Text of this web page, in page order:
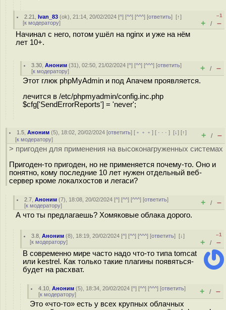
2.21 ,Ivan_83 (ok), 21:14, 20/02/2024 [^] [^^] [^^^] [ответить][↑]
[к модератору]
–1
+ / –
Начинал с него, потом ушёл на nginx и уже на нём
лет 10+.
3.30 ,Аноним (31), 02:50, 21/02/2024 [^] [^^] [^^^] [ответить]
[к модератору] + / –
Этот глюк phpMyAdmin и под Апачем проявляется.
лечится в /etc/phpmyadmin/config.inc.php
$cfg['SendErrorReports'] = 'never';
1.5 ,Аноним (5), 18:02, 20/02/2024 [ответить] [ ﹢﹢﹢] [ · · ·][↓] [↑]
[к модератору] + / –
> пригоден для применения на высоконагруженных системах
Пригоден-то пригоден, но не применяется почему-то. Оно и
понятно, кому последние 10 лет нужен отдельный веб-
сервер кроме локалхостов и легаси?
2.7 ,Аноним (7), 18:08, 20/02/2024 [^] [^^] [^^^] [ответить]
[к модератору] + / –
А что ты предлагаешь? Хомяковые облака дорого.
3.8 ,Аноним (8), 18:19, 20/02/2024 [^] [^^] [^^^] [ответить][↓]
[к модератору]
–1
+ / –
В современно мире часто надо что-то типа tomcat
или kestrel. Как только такие плагины появяться-
будет на расхват.
4.10 ,Аноним (5), 18:34, 20/02/2024 [^] [^^] [^^^] [ответить]
[к модератору] + / –
Это «что-то» есть у всех крупных облачных